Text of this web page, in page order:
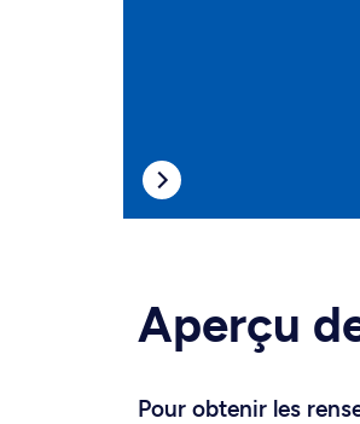
Aperçu
Pour obtenir les